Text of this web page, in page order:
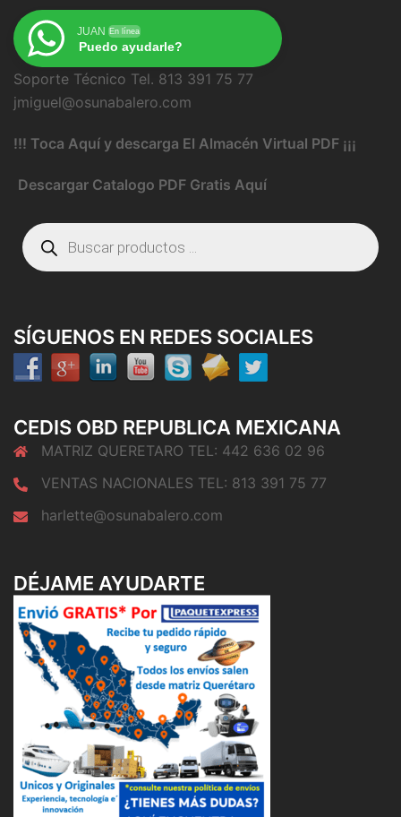
JUAN En línea
Puedo ayudarle?
Soporte Técnico Tel. 813 391 75 77
jmiguel@osunabalero.com
!!! Toca Aquí y descarga El Almacén Virtual PDF ¡¡¡
Descargar Catalogo PDF Gratis Aquí
Búsqueda
de
productos
SÍGUENOS EN REDES SOCIALES
CEDIS OBD REPUBLICA MEXICANA
MATRIZ QUERETARO TEL: 442 636 02 96
VENTAS NACIONALES TEL: 813 391 75 77
harlette@osunabalero.com
DÉJAME AYUDARTE